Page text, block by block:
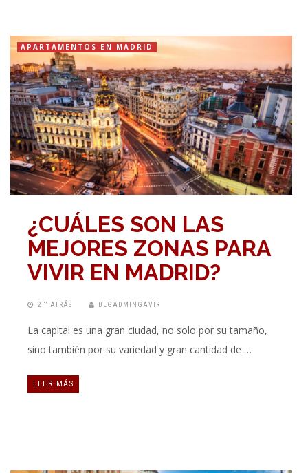
APARTAMENTOS EN MADRID
¿CUÁLES SON LAS
MEJORES ZONAS PARA
VIVIR EN MADRID?
2 “” ATRÁS BLGADMINGAVIR
La capital es una gran ciudad, no solo por su tamaño,
sino también por su variedad y gran cantidad de …
LEER MÁS